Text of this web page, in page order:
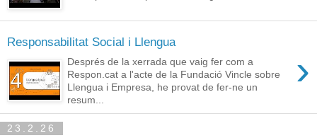
Responsabilitat Social i Llengua
›
Després de la xerrada que vaig fer com a
Respon.cat a l'acte de la Fundació Vincle sobre
Llengua i Empresa, he provat de fer-ne un
resum...
23.2.26